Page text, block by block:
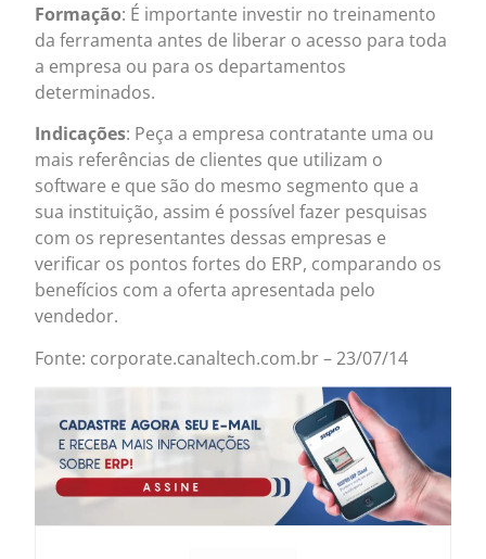
Formação: É importante investir no treinamento
da ferramenta antes de liberar o acesso para toda
a empresa ou para os departamentos
determinados.
Indicações: Peça a empresa contratante uma ou
mais referências de clientes que utilizam o
software e que são do mesmo segmento que a
sua instituição, assim é possível fazer pesquisas
com os representantes dessas empresas e
verificar os pontos fortes do ERP, comparando os
benefícios com a oferta apresentada pelo
vendedor.
Fonte: corporate.canaltech.com.br – 23/07/14